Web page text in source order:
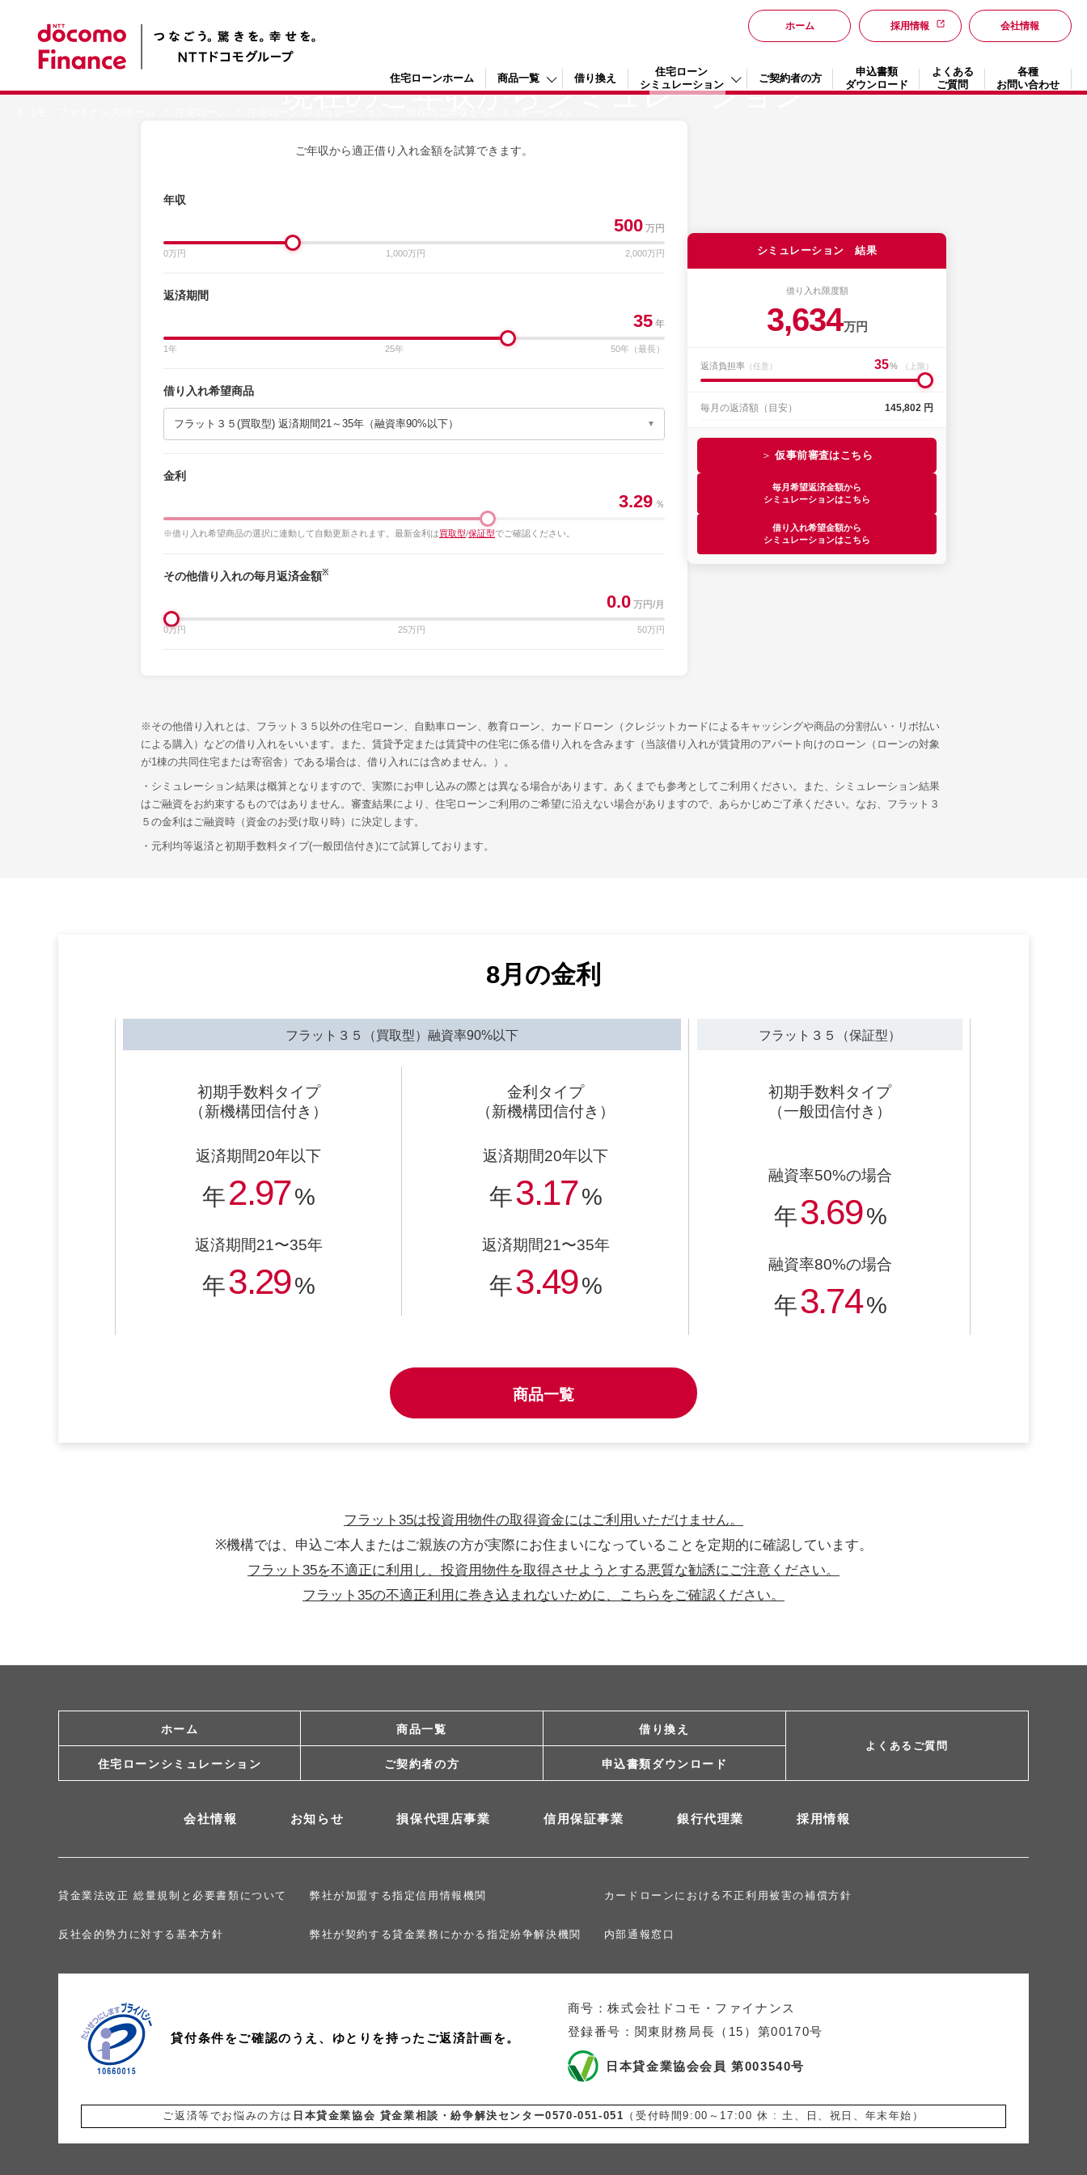
ホーム 採用情報 会社情報
住宅ローンホーム 商品一覧 借り換え
住宅ローン
シミュレーション
ご契約者の方
申込書類
ダウンロード
よくある
ご質問
各種
お問い合わせ
現在のご年収からシミュレーション
ご年収から適正借り入れ金額を試算できます。
年収
500 万円
0万円 1,000万円 2,000万円
返済期間
35 年
1年 25年 50年（最長）
借り入れ希望商品
金利
3.29 ％
※借り入れ希望商品の選択に連動して自動更新されます。最新金利は買取型/保証型でご確認ください。
その他借り入れの毎月返済金額※
0.0 万円/月
0万円 25万円 50万円
シミュレーション 結果
借り入れ限度額
3,634万円
返済負担率 （任意） 35% （上限）
毎月の返済額（目安） 145,802 円
仮事前審査はこちら
毎月希望返済金額から
シミュレーションはこちら
借り入れ希望金額から
シミュレーションはこちら
※その他借り入れとは、フラット３５以外の住宅ローン、自動車ローン、教育ローン、カードローン（クレジットカードによるキャッシングや商品の分割払い・リボ払い
による購入）などの借り入れをいいます。また、賃貸予定または賃貸中の住宅に係る借り入れを含みます（当該借り入れが賃貸用のアパート向けのローン（ローンの対象
が1棟の共同住宅または寄宿舎）である場合は、借り入れには含めません。）。
・シミュレーション結果は概算となりますので、実際にお申し込みの際とは異なる場合があります。あくまでも参考としてご利用ください。また、シミュレーション結果
はご融資をお約束するものではありません。審査結果により、住宅ローンご利用のご希望に沿えない場合がありますので、あらかじめご了承ください。なお、フラット３
５の金利はご融資時（資金のお受け取り時）に決定します。
・元利均等返済と初期手数料タイプ(一般団信付き)にて試算しております。
8月の金利
フラット３５（買取型）融資率90%以下
初期手数料タイプ
（新機構団信付き）
返済期間20年以下
年2.97%
返済期間21〜35年
年3.29%
金利タイプ
（新機構団信付き）
返済期間20年以下
年3.17%
返済期間21〜35年
年3.49%
フラット３５（保証型）
初期手数料タイプ
（一般団信付き）
融資率50%の場合
年3.69%
融資率80%の場合
年3.74%
商品一覧
フラット35は投資用物件の取得資金にはご利用いただけません。
※機構では、申込ご本人またはご親族の方が実際にお住まいになっていることを定期的に確認しています。
フラット35を不適正に利用し、投資用物件を取得させようとする悪質な勧誘にご注意ください。
フラット35の不適正利用に巻き込まれないために、こちらをご確認ください。
ホーム 商品一覧 借り換え
住宅ローンシミュレーション ご契約者の方 申込書類ダウンロード
よくあるご質問
会社情報 お知らせ 損保代理店事業 信用保証事業 銀行代理業 採用情報
貸金業法改正 総量規制と必要書類について
反社会的勢力に対する基本方針
弊社が加盟する指定信用情報機関
弊社が契約する貸金業務にかかる指定紛争解決機関
カードローンにおける不正利用被害の補償方針
内部通報窓口
貸付条件をご確認のうえ、 ゆとりを持ったご返済計画を。
商号：株式会社ドコモ・ファイナンス
登録番号：関東財務局長（15）第00170号
日本貸金業協会会員 第003540号
ご返済等でお悩みの方は 日本貸金業協会 貸金業相談・紛争解決センター0570-051-051 （受付時間9:00～17:00 休 : 土、日、祝日、年末年始）